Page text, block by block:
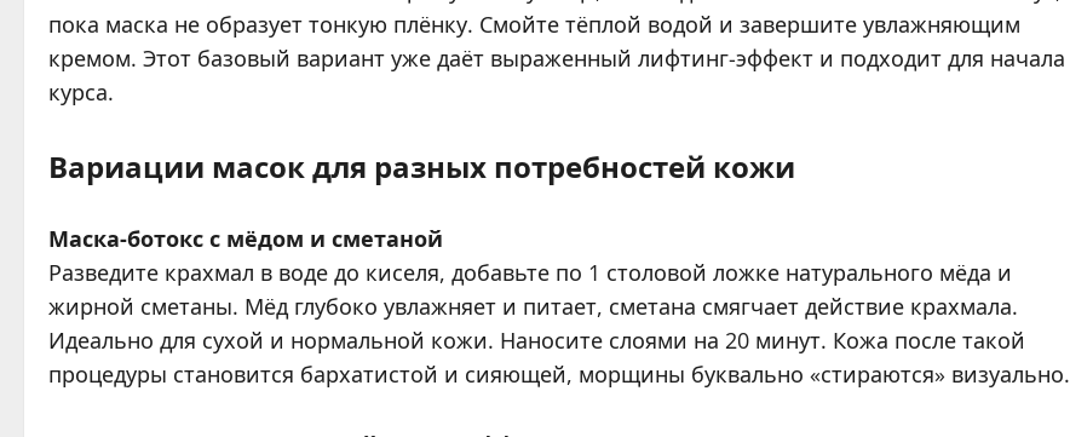
пока маска не образует тонкую плёнку. Смойте тёплой водой и завершите увлажняющим
кремом. Этот базовый вариант уже даёт выраженный лифтинг-эффект и подходит для начала
курса.
Вариации масок для разных потребностей кожи
Маска-ботокс с мёдом и сметаной
Разведите крахмал в воде до киселя, добавьте по 1 столовой ложке натурального мёда и
жирной сметаны. Мёд глубоко увлажняет и питает, сметана смягчает действие крахмала.
Идеально для сухой и нормальной кожи. Наносите слоями на 20 минут. Кожа после такой
процедуры становится бархатистой и сияющей, морщины буквально «стираются» визуально.